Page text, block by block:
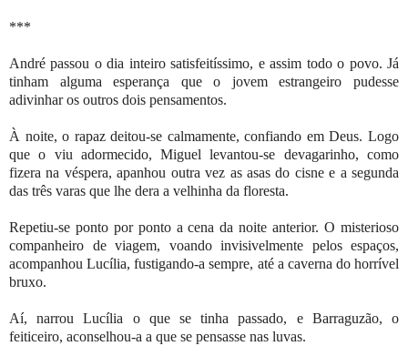
***
André passou o dia inteiro satisfeitíssimo, e assim todo o povo. Já
tinham alguma esperança que o jovem estrangeiro pudesse
adivinhar os outros dois pensamentos.
À noite, o rapaz deitou-se calmamente, confiando em Deus. Logo
que o viu adormecido, Miguel levantou-se devagarinho, como
fizera na véspera, apanhou outra vez as asas do cisne e a segunda
das três varas que lhe dera a velhinha da floresta.
Repetiu-se ponto por ponto a cena da noite anterior. O misterioso
companheiro de viagem, voando invisivelmente pelos espaços,
acompanhou Lucília, fustigando-a sempre, até a caverna do horrível
bruxo.
Aí, narrou Lucília o que se tinha passado, e Barraguzão, o
feiticeiro, aconselhou-a a que se pensasse nas luvas.